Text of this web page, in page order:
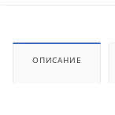
ОПИСАНИЕ